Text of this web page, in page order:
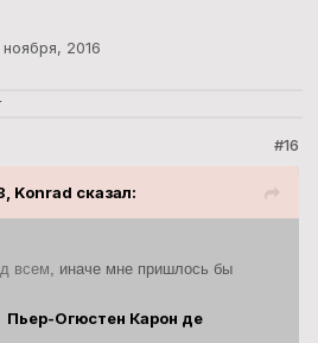
ноября, 2016
#16
Konrad сказал:
всем, иначе мне пришлось бы
Карон де